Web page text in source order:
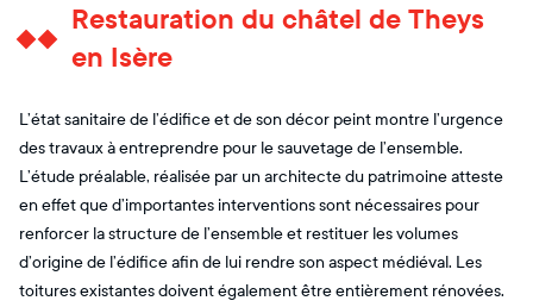
Restauration du châtel de Theys
en Isère
L’état sanitaire de l’édifice et de son décor peint montre l’urgence
des travaux à entreprendre pour le sauvetage de l’ensemble.
L’étude préalable, réalisée par un architecte du patrimoine atteste
en effet que d’importantes interventions sont nécessaires pour
renforcer la structure de l’ensemble et restituer les volumes
d’origine de l’édifice afin de lui rendre son aspect médiéval. Les
toitures existantes doivent également être entièrement rénovées.